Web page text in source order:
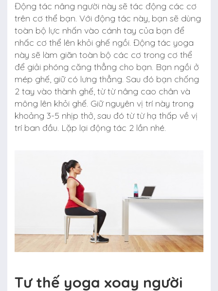
Động tác nâng người này sẽ tác động các cơ
trên cơ thể bạn. Với động tác này, bạn sẽ dùng
toàn bộ lực nhấn vào cánh tay của bạn để
nhấc cơ thể lên khỏi ghế ngồi. Động tác yoga
này sẽ làm giãn toàn bộ các cơ trong cơ thể
để giải phóng căng thẳng cho bạn. Bạn ngồi ở
mép ghế, giữ có lưng thẳng. Sau đó bạn chống
2 tay vào thành ghế, từ từ nâng cao chân và
mông lên khỏi ghế. Giữ nguyên vị trí này trong
khoảng 3-5 nhịp thở, sau đó từ từ hạ thấp về vị
trí ban đầu. Lặp lại động tác 2 lần nhé.
Tư thế yoga xoay người